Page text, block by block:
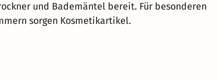
und Bademäntel bereit. Für besonderen
sorgen Kosmetikartikel.